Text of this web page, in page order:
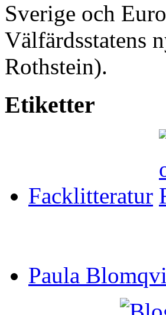
Sverige och
Välfärdsstatens
Rothstein).
Etiketter
Facklitteratur
Paula